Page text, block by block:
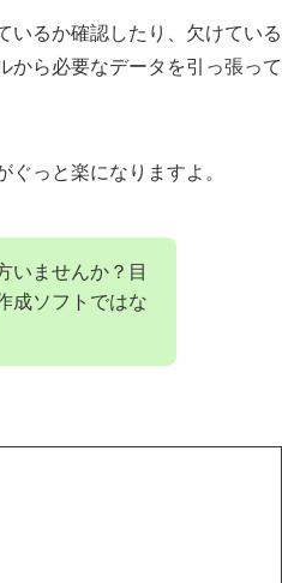
いるか確認したり、欠けている
から必要なデータを引っ張って
っと楽になりますよ。
いませんか？目
成ソフトではな